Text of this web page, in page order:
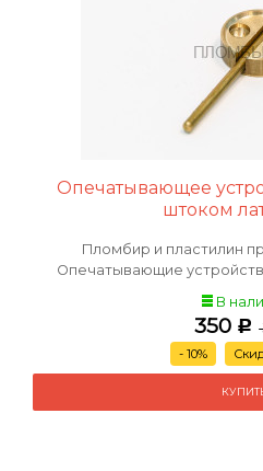
Опечатывающее
штоком
Пломбир и пластилин
Опечатывающие
В
350 Р
- 10%